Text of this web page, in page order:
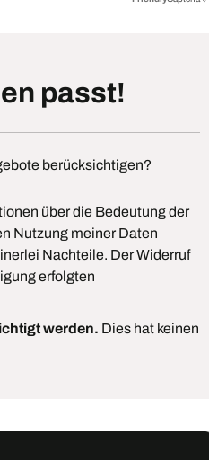
passt!
berücksichtigen?
über die Bedeutung der
Nutzung meiner Daten
Nachteile. Der Widerruf
erfolgten
werden. Dies hat keinen